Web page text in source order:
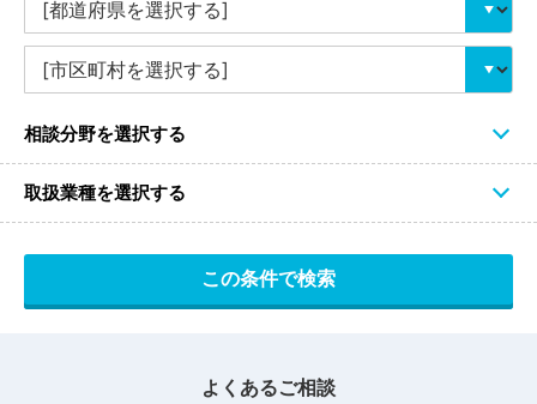
相談分野を選択する
取扱業種を選択する
よくあるご相談